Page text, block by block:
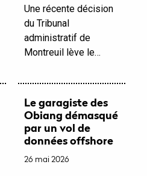
Une récente décision
du Tribunal
administratif de
Montreuil lève le…
Le garagiste des
Obiang démasqué
par un vol de
données offshore
26 mai 2026